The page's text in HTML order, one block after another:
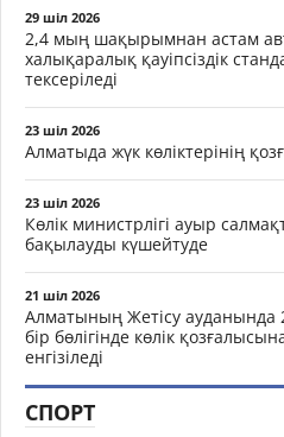
29 шіл 2026
2,4 мың шақырымнан астам
халықаралық қауіпсіздік
тексеріледі
23 шіл 2026
Алматыда жүк көліктерінің
23 шіл 2026
Көлік министрлігі ауыр
бақылауды күшейтуде
21 шіл 2026
Алматының Жетісу ауданында
бір бөлігінде көлік
енгізіледі
СПОРТ